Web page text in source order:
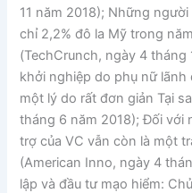
11 năm 2018); Những
chỉ 2,2% đô la Mỹ trong
(TechCrunch, ngày 4 tháng
khởi nghiệp do phụ nữ lãnh
một lý do rất đơn giản Tại
tháng 6 năm 2018); Đối với
trợ của VC vẫn còn là một
(American Inno, ngày 4
lập và đầu tư mạo hiểm: